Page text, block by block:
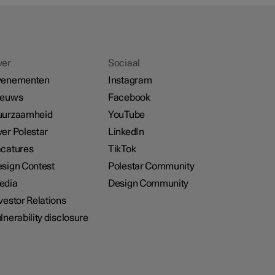
Polestar
Contest
Relations
disclosure
Sociaal
Instagram
Facebook
YouTube
LinkedIn
TikTok
Polestar Community
Design Community